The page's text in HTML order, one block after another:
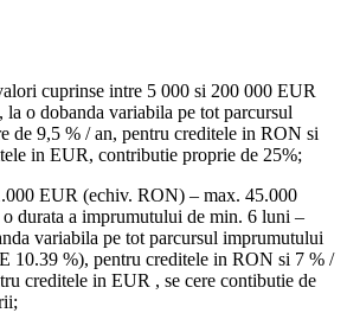
cuprinse intre 5 000 si 200 000 EUR
o dobanda variabila pe tot parcursul
de 9,5 % / an, pentru creditele in RON si
in EUR, contributie proprie de 25%;
EUR (echiv. RON) – max. 45.000
durata a imprumutului de min. 6 luni –
variabila pe tot parcursul imprumutului
10.39 %), pentru creditele in RON si 7 % /
creditele in EUR , se cere contibutie de